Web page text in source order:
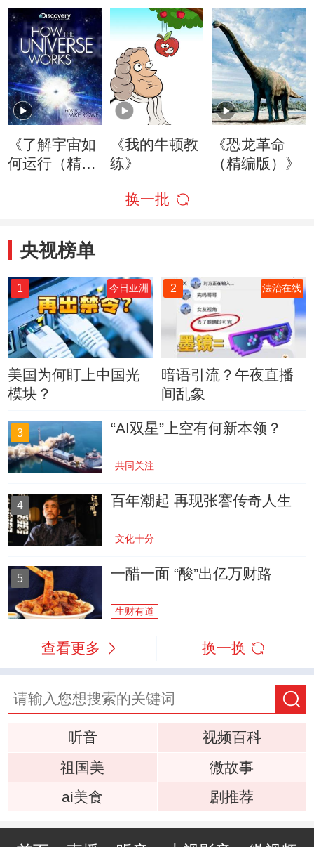
《了解宇宙如
何运行（精编
《我的牛顿教
练》
《恐龙革命
（精编版）》
换一批
央视榜单
1 今日亚洲
美国为何盯上中国光
模块？
2 法治在线
暗语引流？午夜直播
间乱象
3 “AI双星”上空有何新本领？
共同关注
4 百年潮起 再现张謇传奇人生
文化十分
5 一醋一面 “酸”出亿万财路
生财有道
查看更多 换一换
听音
视频百科
祖国美
微故事
ai美食
剧推荐